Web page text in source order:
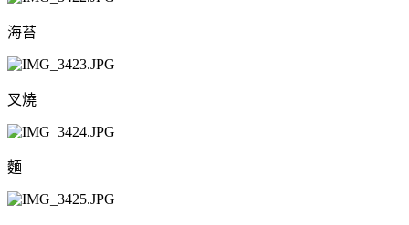
海苔
叉燒
麵